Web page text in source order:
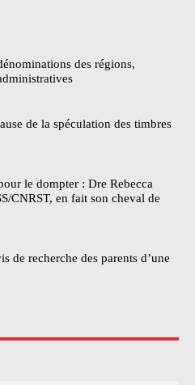
des régions,
de la spéculation des timbres
le dompter : Dre Rebecca
CNRST, en fait son cheval de
de recherche des parents d’une